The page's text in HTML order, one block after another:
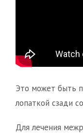
Это может быть
лопаткой сзади
Для лечения